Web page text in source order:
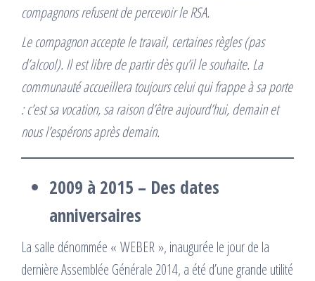
compagnons refusent de percevoir le RSA.
Le compagnon accepte le travail, certaines règles (pas
d’alcool). Il est libre de partir dès qu’il le souhaite. La
communauté accueillera toujours celui qui frappe à sa porte
: c’est sa vocation, sa raison d’être aujourd’hui, demain et
nous l’espérons après demain.
2009 à 2015 – Des dates
anniversaires
La salle dénommée « WEBER », inaugurée le jour de la
dernière Assemblée Générale 2014, a été d’une grande utilité